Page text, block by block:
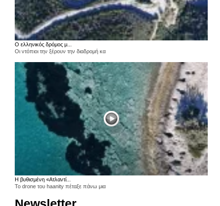
Ο ελληνικός δρόμος μ...
Οι ντόπιοι την ξέρουν την διαδρομή κα
Η βυθισμένη «Ατλαντί...
Το drone του haanity πέταξε πάνω μια